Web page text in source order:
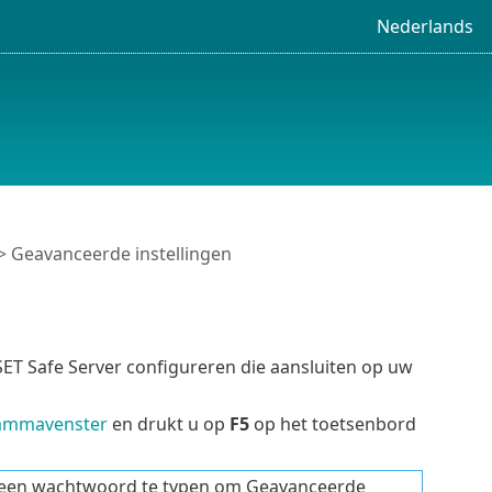
Nederlands
Geavanceerde instellingen
Safe Server configureren die aansluiten op uw
en drukt u op F5op het toetsenbord
wachtwoord te typen om Geavanceerde